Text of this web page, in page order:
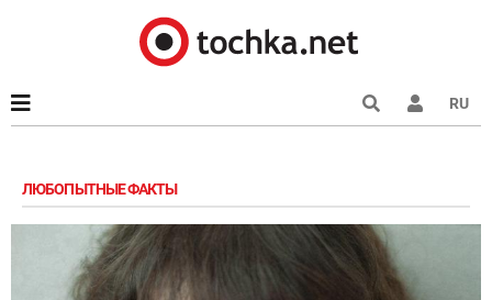
RU
ЛЮБОПЫТНЫЕ ФАКТЫ